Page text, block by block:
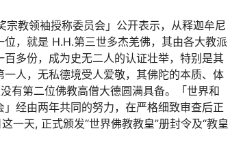
教领袖授称委员会」公开表示，从释迦牟尼
，就是 H.H.第三世多杰羌佛，其由各大教派
多份，成为史无二人的认证壮举，特别是其
人，无私德境受人爱敬，其佛陀的本质、体
有第二位佛教高僧大德圆满具备。「世界和
经由两年共同的努力，在严格细致审查后正
一天, 正式颁发“世界佛教教皇”册封令及“教皇